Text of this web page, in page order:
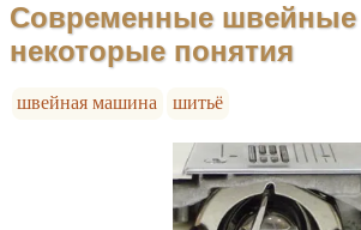
Современные
некоторые понятия
швейная машина шитьё